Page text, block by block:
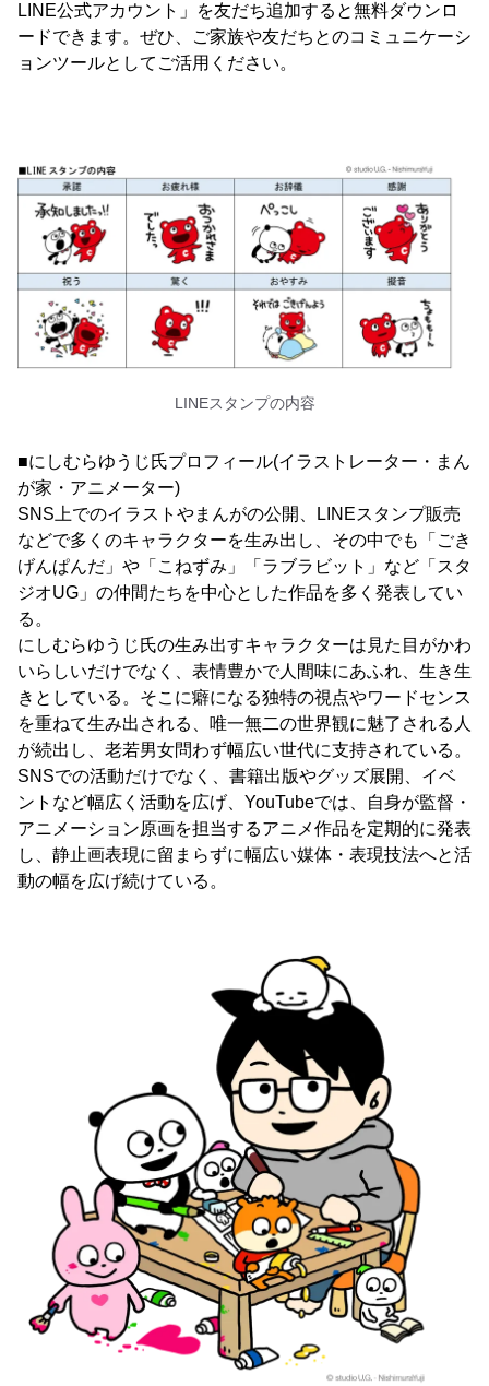
LINE公式アカウント」を友だち追加すると無料ダウンロ
ードできます。ぜひ、ご家族や友だちとのコミュニケーシ
ョンツールとしてご活用ください。
LINEスタンプの内容
■にしむらゆうじ氏プロフィール(イラストレーター・まん
が家・アニメーター)
SNS上でのイラストやまんがの公開、LINEスタンプ販売
などで多くのキャラクターを生み出し、その中でも「ごき
げんぱんだ」や「こねずみ」「ラブラビット」など「スタ
ジオUG」の仲間たちを中心とした作品を多く発表してい
る。
にしむらゆうじ氏の生み出すキャラクターは見た目がかわ
いらしいだけでなく、表情豊かで人間味にあふれ、生き生
きとしている。そこに癖になる独特の視点やワードセンス
を重ねて生み出される、唯一無二の世界観に魅了される人
が続出し、老若男女問わず幅広い世代に支持されている。
SNSでの活動だけでなく、書籍出版やグッズ展開、イベ
ントなど幅広く活動を広げ、YouTubeでは、自身が監督・
アニメーション原画を担当するアニメ作品を定期的に発表
し、静止画表現に留まらずに幅広い媒体・表現技法へと活
動の幅を広げ続けている。